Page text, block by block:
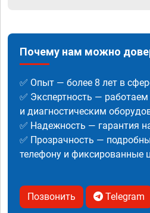
Почему нам можно
✅ Опыт — более 8 лет в
✅ Экспертность —
и диагностическим
✅ Надежность — гарантия
✅ Прозрачность —
телефону и фиксированные
Позвонить Telegram